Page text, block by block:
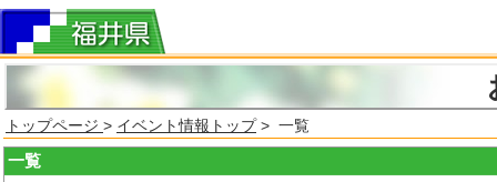
トップページ > イベント情報トップ> 一覧
一覧